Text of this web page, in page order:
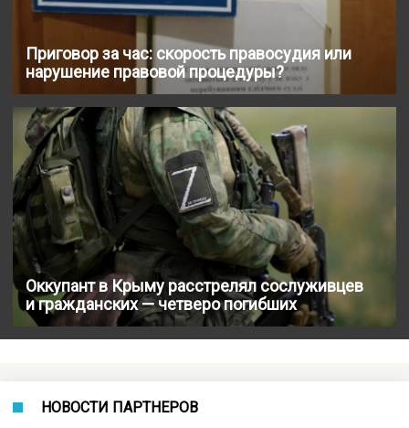
Приговор за час: скорость правосудия или
нарушение правовой процедуры?
Оккупант в Крыму расстрелял сослуживцев
и гражданских — четверо погибших
НОВОСТИ ПАРТНЕРОВ